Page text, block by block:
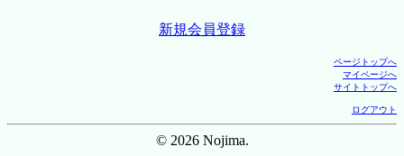
新規会員登録
ページトップへ
マイページへ
サイトトップへ
ログアウト
© 2026 Nojima.